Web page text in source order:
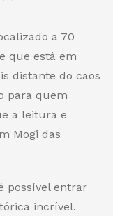
a 70
que está em
distante do caos
para quem
a leitura e
Mogi das
possível entrar
incrível.